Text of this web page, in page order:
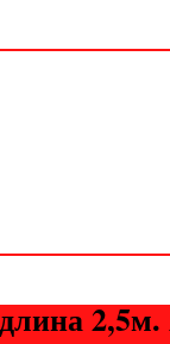
2,5м.